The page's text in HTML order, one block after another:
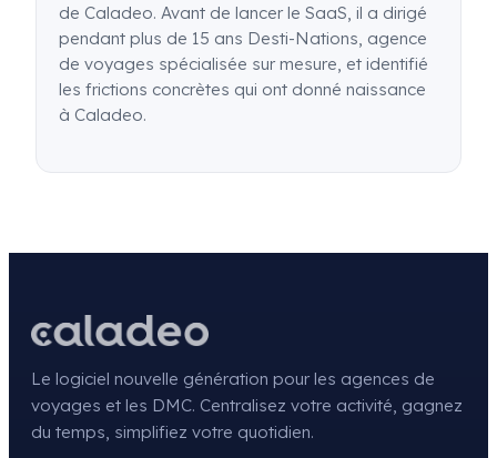
de Caladeo. Avant de lancer le SaaS, il a dirigé
pendant plus de 15 ans Desti-Nations, agence
de voyages spécialisée sur mesure, et identifié
les frictions concrètes qui ont donné naissance
à Caladeo.
Le logiciel nouvelle génération pour les agences de
voyages et les DMC. Centralisez votre activité, gagnez
du temps, simplifiez votre quotidien.